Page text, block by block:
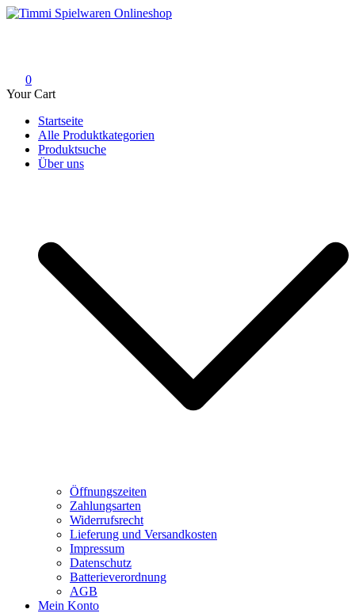
Skip
0
Your Cart
Startseite
Alle Produktkategorien
Produktsuche
Über uns
Öffnungszeiten
Zahlungsarten
Widerrufsrecht
Lieferung und Versandkosten
Impressum
Datenschutz
Batterieverordnung
AGB
Mein Konto